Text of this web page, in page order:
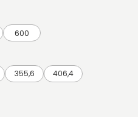
600
355,6
406,4